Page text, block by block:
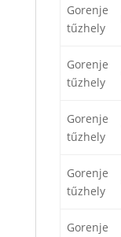
Gorenje
tűzhely
Gorenje
tűzhely
Gorenje
tűzhely
Gorenje
tűzhely
Gorenje